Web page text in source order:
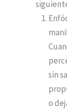
sin
o